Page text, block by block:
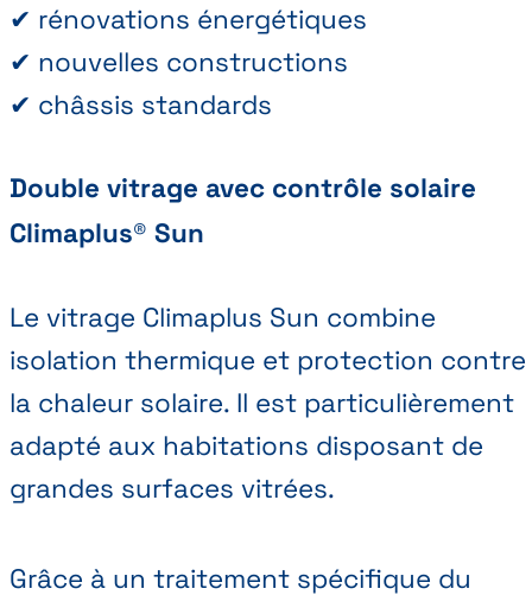
✔ rénovations énergétiques
✔ nouvelles constructions
✔ châssis standards
Double vitrage avec contrôle solaire
Climaplus® Sun
Le vitrage Climaplus Sun combine
isolation thermique et protection contre
la chaleur solaire. Il est particulièrement
adapté aux habitations disposant de
grandes surfaces vitrées.
Grâce à un traitement spécifique du